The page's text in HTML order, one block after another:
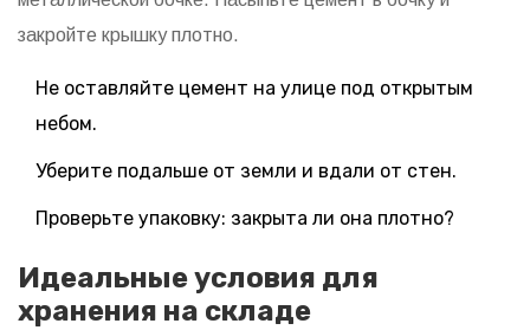
закройте крышку плотно.
Не оставляйте цемент на улице под открытым
небом.
Уберите подальше от земли и вдали от стен.
Проверьте упаковку: закрыта ли она плотно?
Идеальные условия для
хранения на складе